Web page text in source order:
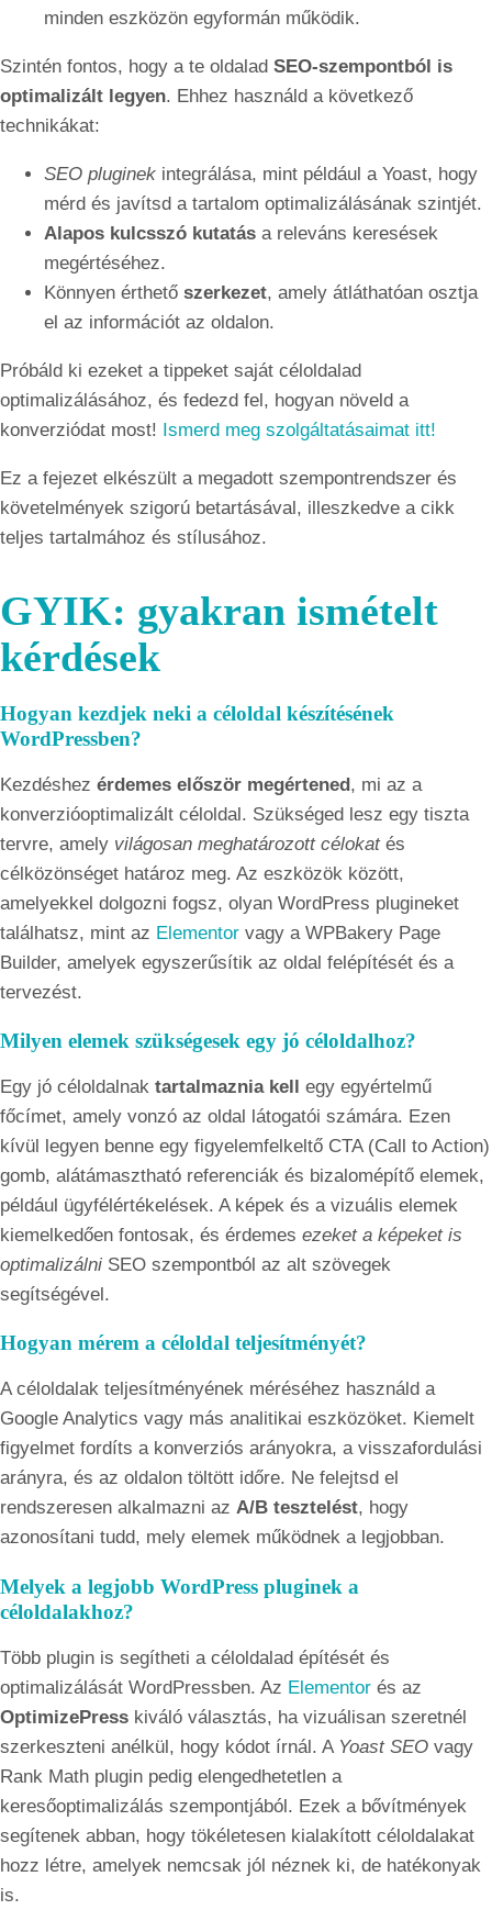
minden eszközön egyformán működik.
Szintén fontos, hogy a te oldalad SEO-szempontból is
optimalizált legyen. Ehhez használd a következő
technikákat:
SEO pluginek integrálása, mint például a Yoast, hogy
mérd és javítsd a tartalom optimalizálásának szintjét.
Alapos kulcsszó kutatás a releváns keresések
megértéséhez.
Könnyen érthető szerkezet, amely átláthatóan osztja
el az információt az oldalon.
Próbáld ki ezeket a tippeket saját céloldalad
optimalizálásához, és fedezd fel, hogyan növeld a
konverziódat most! Ismerd meg szolgáltatásaimat itt!
Ez a fejezet elkészült a megadott szempontrendszer és
követelmények szigorú betartásával, illeszkedve a cikk
teljes tartalmához és stílusához.
GYIK: gyakran ismételt
kérdések
Hogyan kezdjek neki a céloldal készítésének
WordPressben?
Kezdéshez érdemes először megértened, mi az a
konverzióoptimalizált céloldal. Szükséged lesz egy tiszta
tervre, amely világosan meghatározott célokatés
célközönséget határoz meg. Az eszközök között,
amelyekkel dolgozni fogsz, olyan WordPress plugineket
találhatsz, mint az Elementor vagy a WPBakery Page
Builder, amelyek egyszerűsítik az oldal felépítését és a
tervezést.
Milyen elemek szükségesek egy jó céloldalhoz?
Egy jó céloldalnak tartalmaznia kell
egy egyértelmű
főcímet, amely vonzó az oldal látogatói számára. Ezen
kívül legyen benne egy figyelemfelkeltő CTA (Call to Action)
gomb, alátámasztható referenciák és bizalomépítő elemek,
például ügyfélértékelések. A képek és a vizuális elemek
kiemelkedően fontosak, és érdemes ezeket a képeket is
optimalizálni SEO szempontból az alt szövegek
segítségével.
Hogyan mérem a céloldal teljesítményét?
A céloldalak teljesítményének méréséhez használd a
Google Analytics vagy más analitikai eszközöket. Kiemelt
figyelmet fordíts a konverziós arányokra, a visszafordulási
arányra, és az oldalon töltött időre. Ne felejtsd el
rendszeresen alkalmazni az A/B tesztelést, hogy
azonosítani tudd, mely elemek működnek a legjobban.
Melyek a legjobb WordPress pluginek a
céloldalakhoz?
Több plugin is segítheti a céloldalad építését és
optimalizálását WordPressben. Az Elementor és az
OptimizePress kiváló választás, ha vizuálisan szeretnél
szerkeszteni anélkül, hogy kódot írnál. A Yoast SEO vagy
Rank Math plugin pedig elengedhetetlen a
keresőoptimalizálás szempontjából. Ezek a bővítmények
segítenek abban, hogy tökéletesen kialakított céloldalakat
hozz létre, amelyek nemcsak jól néznek ki, de hatékonyak
is.